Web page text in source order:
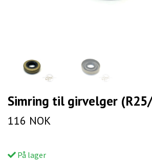
Simring til girvelger
116 NOK
På lager